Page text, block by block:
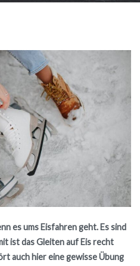
es ums Eisfahren geht. Es sind
ist das Gleiten auf Eis recht
auch hier eine gewisse Übung